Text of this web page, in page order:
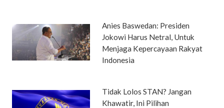
Anies Baswedan: Presiden
Jokowi Harus Netral, Untuk
Menjaga Kepercayaan Rakyat
Indonesia
Tidak Lolos STAN? Jangan
Khawatir, Ini Pilihan